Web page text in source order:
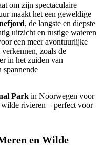
om zijn spectaculaire
maakt het een geweldige
, de langste en diepste
uitzicht en rustige wateren
een meer avontuurlijke
zoals de
in het zuiden van
spannende
Park in Noorwegen voor
wilde rivieren – perfect voor
en Wilde